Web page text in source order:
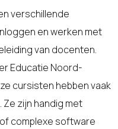
verschillende
en werken met
van docenten.
Educatie Noord-
cursisten hebben vaak
zijn handig met
complexe software